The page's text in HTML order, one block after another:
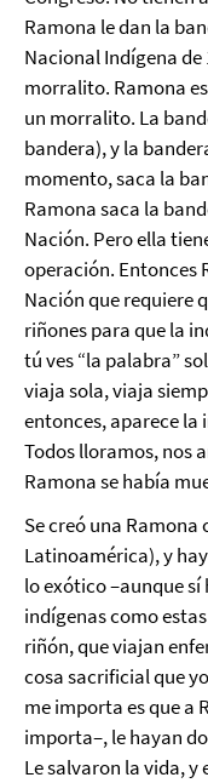
Ramona le dan la
Nacional Indígena de
morralito. Ramona
un morralito. La
bandera), y la
momento, saca la
Ramona saca la
Nación. Pero ella
operación. Entonces
Nación que requiere
riñones para que la
tú ves “la palabra”
viaja sola, viaja
entonces, aparece la
Todos lloramos, nos
Ramona se había
Se creó una
Latinoamérica), y
lo exótico –aunque
indígenas como
riñón, que viajan
cosa sacrificial que
me importa es que a
importa–, le hayan
Le salvaron la vida, y